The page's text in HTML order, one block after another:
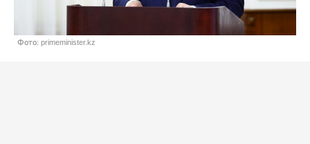
Фото: primeminister.kz